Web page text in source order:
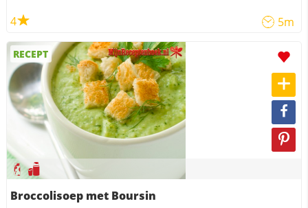
4 5m
RECEPT
Broccolisoep met Boursin